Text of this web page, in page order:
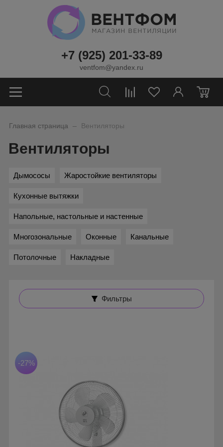
+7 (925) 201-33-89
ventfom@yandex.ru
0
Главная страница Вентиляторы
Вентиляторы
Дымососы Жаростойкие вентиляторы
Кухонные вытяжки
Напольные, настольные и настенные
Многозональные Оконные Канальные
Потолочные Накладные
Фильтры
-27%